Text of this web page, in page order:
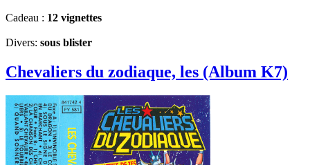
Cadeau : 12 vignettes
Divers: sous blister
Chevaliers du zodiaque, les (Album K7)